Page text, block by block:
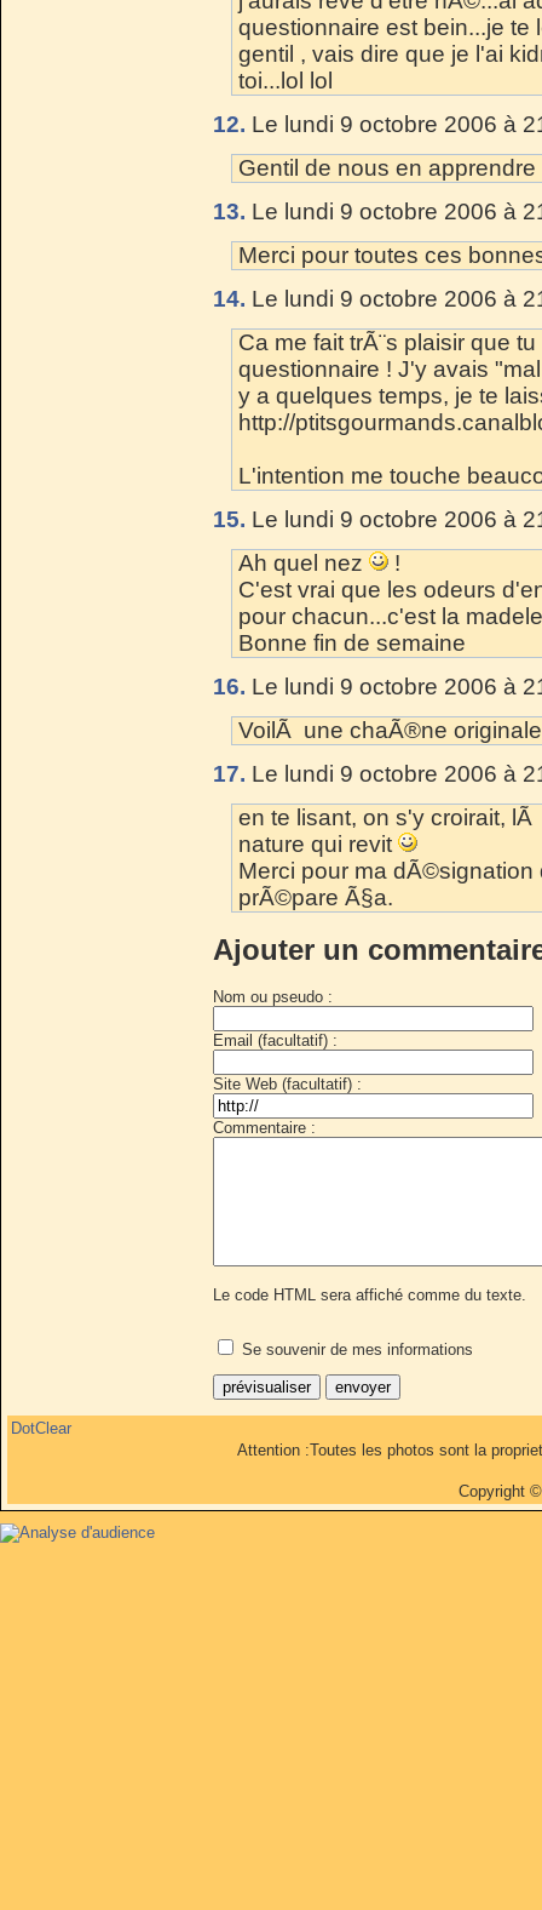
questionnaire est bein...je te
gentil , vais dire que je l'ai
toi...lol lol
12. Le lundi 9 octobre 2006 à
Gentil de nous en apprendre
13. Le lundi 9 octobre 2006 à
Merci pour toutes ces
14. Le lundi 9 octobre 2006 à
Ca me fait trÃ¨s plaisir que
questionnaire ! J'y avais
y a quelques temps, je te
http://
L'intention me touche
15. Le lundi 9 octobre 2006 à
Ah quel nez
!
C'est vrai que les odeurs
pour chacun...c'est la
Bonne fin de semaine
16. Le lundi 9 octobre 2006 à
VoilÃ une chaÃ®ne
17. Le lundi 9 octobre 2006 à
en te lisant, on s'y croirait,
nature qui revit
Merci pour ma
prÃ©pare Ã§a.
Ajouter un
Nom ou pseudo :
Email (facultatif) :
Site Web (facultatif) :
Commentaire :
Le code HTML sera affiché comme du texte.
Se souvenir de mes informations
DotClear
Attention :Toutes les photos sont la
Copyright